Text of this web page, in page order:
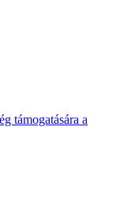
támogatására a